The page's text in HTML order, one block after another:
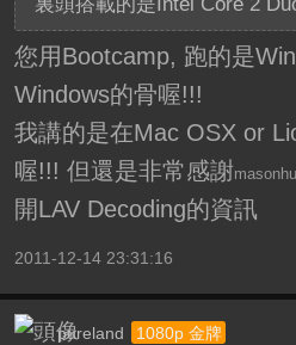
裏頭搭載的是Intel Core 2
您用Bootcamp, 跑的是
Windows的骨喔!!!
我講的是在Mac OSX or
喔!!! 但還是非常感謝
開LAV Decoding的資訊
2011-12-14 23:31:16
pureland 1080p 金牌